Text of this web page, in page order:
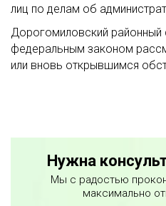
лиц по делам об
Дорогомиловский районный
федеральным законом
или вновь открывшимся
Нужна
Мы с радостью
максимально